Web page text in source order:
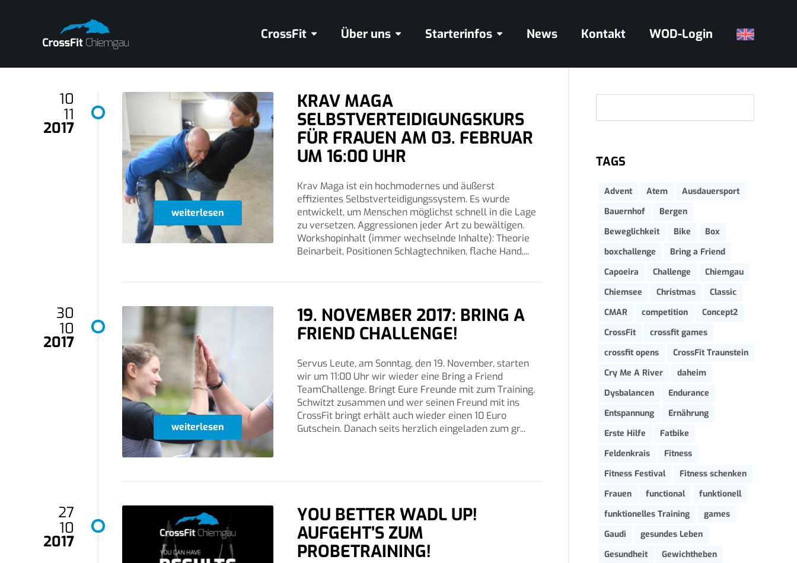
CrossFit Über uns Starterinfos News Kontakt WOD-Login
weiterlesen
10
11
2017
KRAV MAGA
SELBSTVERTEIDIGUNGSKURS
FÜR FRAUEN AM 03. FEBRUAR
UM 16:00 UHR
Krav Maga ist ein hochmodernes und äußerst
effizientes Selbstverteidigungssystem. Es wurde
entwickelt, um Menschen möglichst schnell in die Lage
zu versetzen, Aggressionen jeder Art zu bewältigen.
Workshopinhalt (immer wechselnde Inhalte): Theorie
Beinarbeit, Positionen Schlagtechniken, flache Hand,...
weiterlesen
30
10
2017
19. NOVEMBER 2017: BRING A
FRIEND CHALLENGE!
Servus Leute, am Sonntag, den 19. November, starten
wir um 11:00 Uhr wir wieder eine Bring a Friend
TeamChallenge. Bringt Eure Freunde mit zum Training.
Schwitzt zusammen und wer seinen Freund mit ins
CrossFit bringt erhält auch wieder einen 10 Euro
Gutschein. Danach seits herzlich eingeladen zum gr...
27
10
2017
YOU BETTER WADL UP!
AUFGEHT’S ZUM
PROBETRAINING!
TAGS
Advent Atem
Ausdauersport
Bauernhof
Bergen
Beweglichkeit
Bike
Box
boxchallenge
Bring a Friend
Capoeira
Challenge
Chiemgau
Chiemsee
Christmas
Classic
CMAR
competition
Concept2
CrossFit
crossfit games
crossfit opens
CrossFit Traunstein
Cry Me A River
daheim
Dysbalancen
Endurance
Entspannung
Ernährung
Erste Hilfe
Fatbike
Feldenkrais
Fitness
Fitness Festival
Fitness schenken
Frauen
functional
funktionell
funktionelles Training
games
Gaudi
gesundes Leben
Gesundheit
Gewichtheben